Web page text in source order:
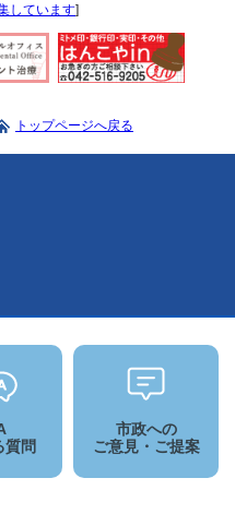
しています]
トップページへ戻る
質問
市政への
ご意見・ご提案